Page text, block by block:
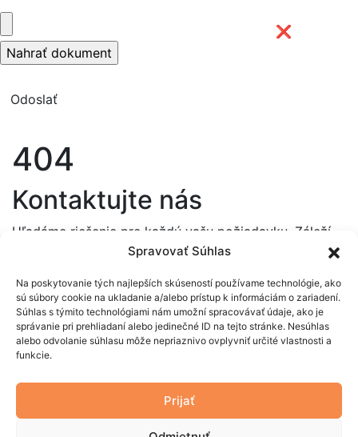
Spravovať Súhlas
Na poskytovanie tých najlepších skúseností používame technológie, ako
sú súbory cookie na ukladanie a/alebo prístup k informáciám o zariadení.
Súhlas s týmito technológiami nám umožní spracovávať údaje, ako je
správanie pri prehliadaní alebo jedinečné ID na tejto stránke. Nesúhlas
alebo odvolanie súhlasu môže nepriaznivo ovplyvniť určité vlastnosti a
funkcie.
Prijať
❌
404
Kontaktujte nás
Hľadáme riešenie pre každú vašu požiadavku. Záleží
nám na vašej úspore, kladieme dôraz na špičkovú
Nechajte si pripraviť ponuku na mieru.
PONUKA NA MIERU
Príslušenstvo
O nás